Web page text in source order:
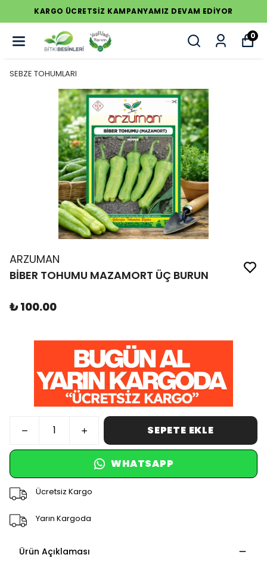
KARGO ÜCRETSİZ KAMPANYAMIZ DEVAM EDİYOR
0
SEBZE TOHUMLARI
ARZUMAN
BİBER TOHUMU MAZAMORT ÜÇ BURUN
₺ 100.00
SEPETE EKLE
WHATSAPP
Ücretsiz Kargo
Yarın Kargoda
Ürün Açıklaması